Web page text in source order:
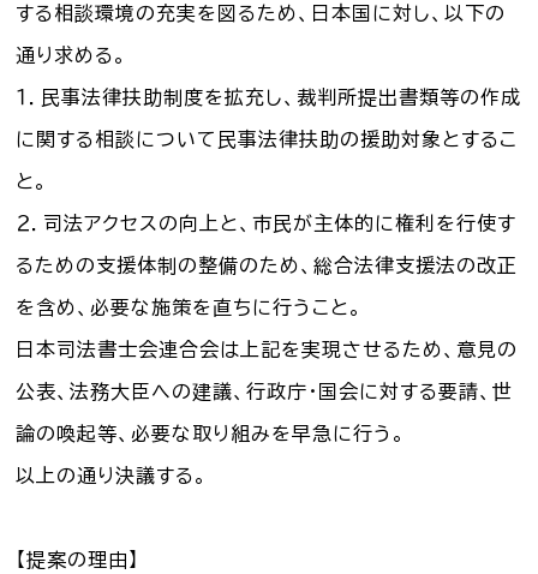
お知らせ一覧
文字サイズ
背景色
する相談環境の充実を図るため、日本国に対し、以下の
通り求める。
１．民事法律扶助制度を拡充し、裁判所提出書類等の作成
に関する相談について民事法律扶助の援助対象とするこ
と。
２．司法アクセスの向上と、市民が主体的に権利を行使す
るための支援体制の整備のため、総合法律支援法の改正
を含め、必要な施策を直ちに行うこと。
日本司法書士会連合会は上記を実現させるため、意見の
公表、法務大臣への建議、行政庁・国会に対する要請、世
論の喚起等、必要な取り組みを早急に行う。
以上の通り決議する。
【提案の理由】